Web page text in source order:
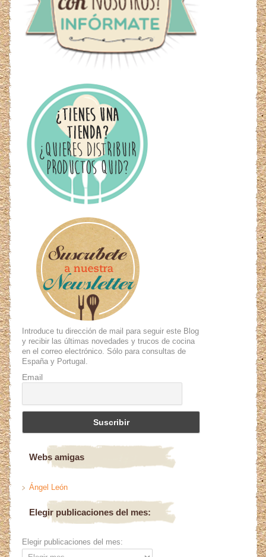
Introduce tu dirección de mail para seguir este Blog
y recibir las últimas novedades y trucos de cocina
en el correo electrónico. Sólo para consultas de
España y Portugal.
Email
Webs amigas
Ángel León
Elegir publicaciones del mes:
Elegir publicaciones del mes: